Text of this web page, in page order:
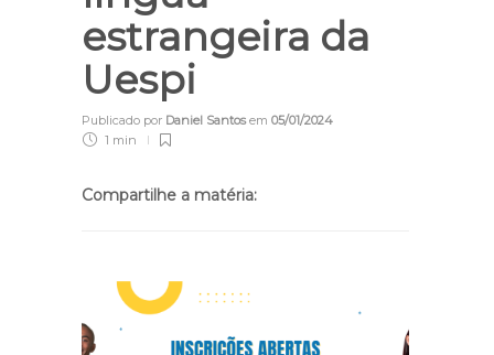
estrangeira da
Uespi
Publicado por Daniel Santosem 05/01/2024
1 min
Compartilhe a matéria: